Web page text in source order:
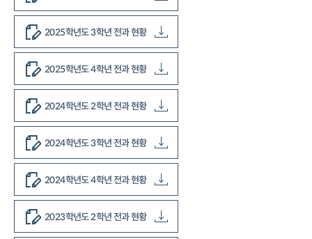
2025학년도 3학년 전과 현황
2025학년도 4학년 전과 현황
2024학년도 2학년 전과 현황
2024학년도 3학년 전과 현황
2024학년도 4학년 전과 현황
2023학년도 2학년 전과 현황